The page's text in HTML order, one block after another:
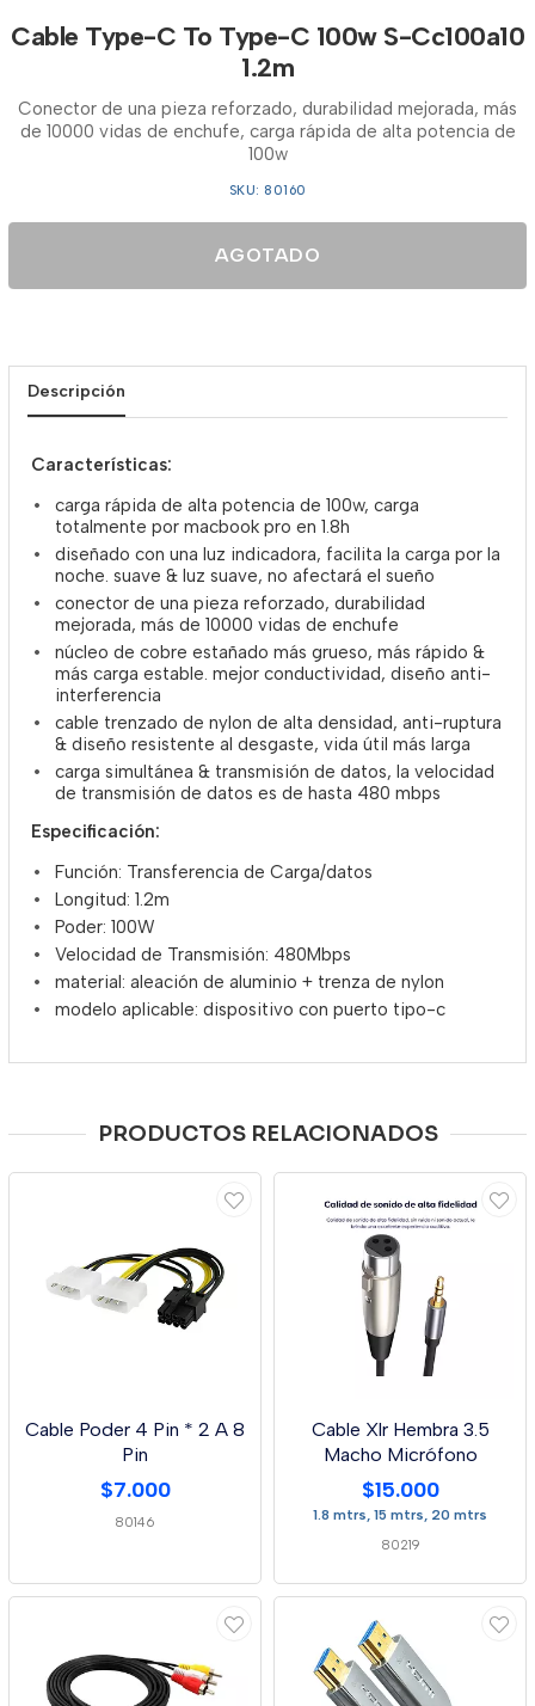
Cable Type-C To Type-C 100w S-Cc100a10
1.2m
Conector de una pieza reforzado, durabilidad mejorada, más
de 10000 vidas de enchufe, carga rápida de alta potencia de
100w
SKU: 80160
AGOTADO
Descripción
Características:
carga rápida de alta potencia de 100w, carga
totalmente por macbook pro en 1.8h
diseñado con una luz indicadora, facilita la carga por la
noche. suave & luz suave, no afectará el sueño
conector de una pieza reforzado, durabilidad
mejorada, más de 10000 vidas de enchufe
núcleo de cobre estañado más grueso, más rápido &
más carga estable. mejor conductividad, diseño anti-
interferencia
cable trenzado de nylon de alta densidad, anti-ruptura
& diseño resistente al desgaste, vida útil más larga
carga simultánea & transmisión de datos, la velocidad
de transmisión de datos es de hasta 480 mbps
Especificación:
Función: Transferencia de Carga/datos
Longitud: 1.2m
Poder: 100W
Velocidad de Transmisión: 480Mbps
material: aleación de aluminio + trenza de nylon
modelo aplicable: dispositivo con puerto tipo-c
PRODUCTOS RELACIONADOS
Cable Poder 4 Pin * 2 A 8
Pin
$7.000
80146
Cable Xlr Hembra 3.5
Macho Micrófono
$15.000
1.8 mtrs, 15 mtrs, 20 mtrs
80219